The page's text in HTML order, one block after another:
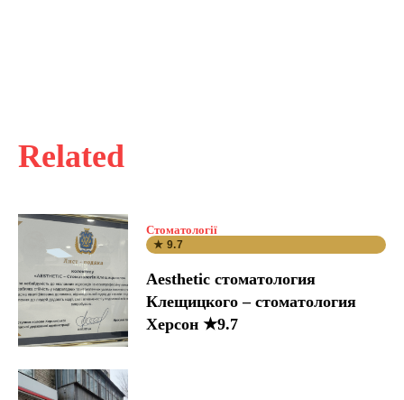
Related
Стоматології
★ 9.7
Aesthetic стоматология
Клещицкого – стоматология
Херсон ★9.7